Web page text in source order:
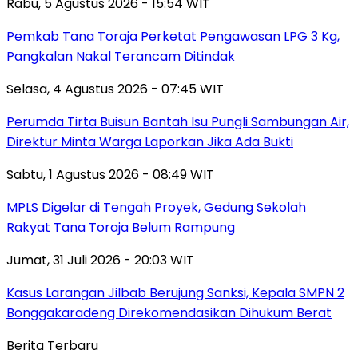
Pemkab Tana Toraja Perketat Pengawasan LPG 3 Kg,
Pangkalan Nakal Terancam Ditindak
Selasa, 4 Agustus 2026 - 07:45 WIT
Perumda Tirta Buisun Bantah Isu Pungli Sambungan Air,
Direktur Minta Warga Laporkan Jika Ada Bukti
Sabtu, 1 Agustus 2026 - 08:49 WIT
MPLS Digelar di Tengah Proyek, Gedung Sekolah
Rakyat Tana Toraja Belum Rampung
Jumat, 31 Juli 2026 - 20:03 WIT
Kasus Larangan Jilbab Berujung Sanksi, Kepala SMPN 2
Bonggakaradeng Direkomendasikan Dihukum Berat
Berita Terbaru